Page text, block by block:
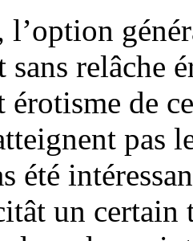
l’option
sans relâche
érotisme de
été
un